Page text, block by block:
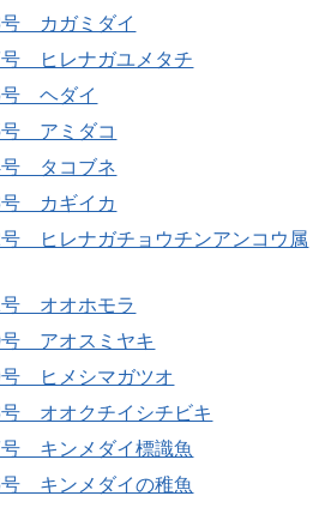
号 カガミダイ
号 ヒレナガユメタチ
号 ヘダイ
号 アミダコ
号 タコブネ
号 カギイカ
ヒレナガチョウチンアンコウ属
号 オオホモラ
号 アオスミヤキ
号 ヒメシマガツオ
オオクチイシチビキ
キンメダイ標識魚
キンメダイの稚魚